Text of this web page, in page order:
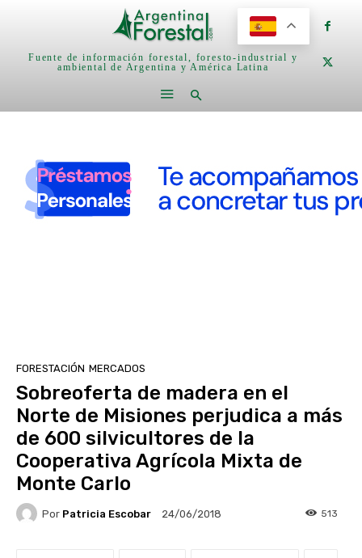
Fuente de información forestal, foresto-industrial y
ambiental de Argentina y América Latina
FORESTACIÓN MERCADOS
Sobreoferta de madera en el
Norte de Misiones perjudica a más
de 600 silvicultores de la
Cooperativa Agrícola Mixta de
Monte Carlo
Por Patricia Escobar 24/06/2018 513